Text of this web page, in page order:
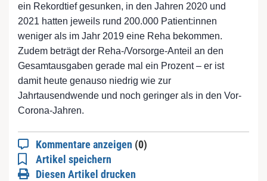
ein Rekordtief gesunken, in den Jahren 2020 und
2021 hatten jeweils rund 200.000 Patient:innen
weniger als im Jahr 2019 eine Reha bekommen.
Zudem beträgt der Reha-/Vorsorge-Anteil an den
Gesamtausgaben gerade mal ein Prozent – er ist
damit heute genauso niedrig wie zur
Jahrtausendwende und noch geringer als in den Vor-
Corona-Jahren.
Kommentare anzeigen (0)
Artikel speichern
Diesen Artikel drucken